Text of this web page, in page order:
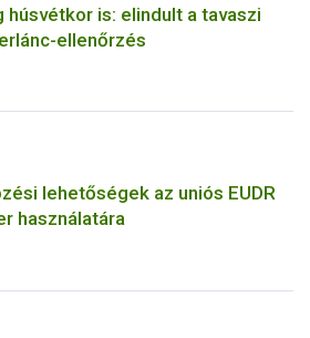
is: elindult a tavaszi
ellenőrzés
lehetőségek az uniós EUDR
használatára